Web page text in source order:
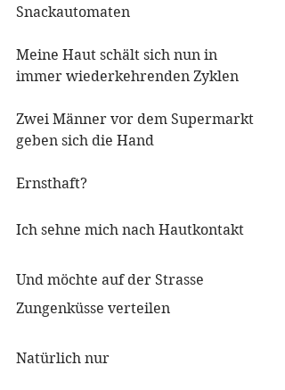
Snackautomaten
Meine Haut schält sich nun in
immer wiederkehrenden Zyklen
Zwei Männer vor dem Supermarkt
geben sich die Hand
Ernsthaft?
Ich sehne mich nach Hautkontakt
Und möchte auf der Strasse
Zungenküsse verteilen
Natürlich nur